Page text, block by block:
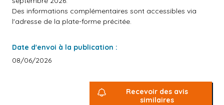
Des informations complémentaires sont accessibles via
l'adresse de la plate-forme précitée.
Date d'envoi à la publication :
08/06/2026
Recevoir des avis
similaires